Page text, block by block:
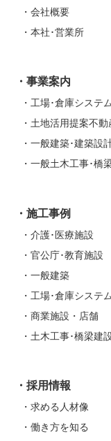
会社概要
本社･営業所
事業案内
工場･倉庫システ
土地活用提案不
一般建築･建築設
一般土木工事･橋
施工事例
介護･医療施設
官公庁･教育施設
一般建築
工場･倉庫システ
商業施設・店舗
土木工事･橋梁建
採用情報
求める人材像
働き方を知る